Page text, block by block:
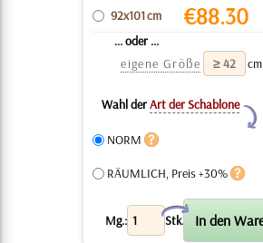
92x101 cm €88.30
... oder ...
eigene Größe
cm
Wahl derArt der Schablone
Y
NORM
RÄUMLICH, Preis +30%
Mg.: Stk.
X